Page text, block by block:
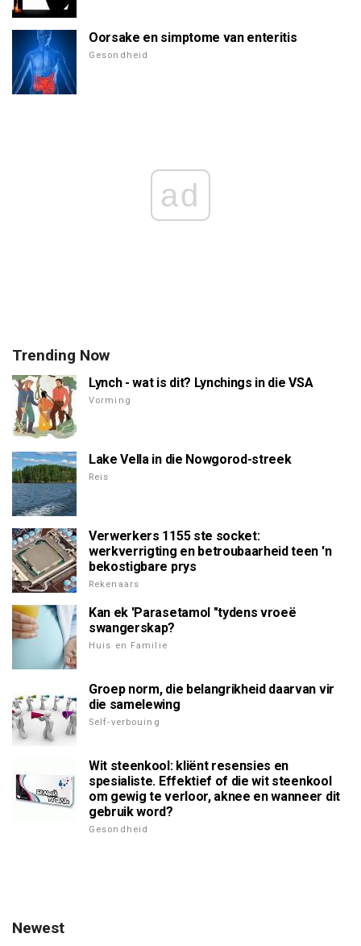
Oorsake en simptome van enteritis
Gesondheid
ad
Trending Now
Lynch - wat is dit? Lynchings in die VSA
Vorming
Lake Vella in die Nowgorod-streek
Reis
Verwerkers 1155 ste socket:
werkverrigting en betroubaarheid teen 'n
bekostigbare prys
Rekenaars
Kan ek 'Parasetamol "tydens vroeë
swangerskap?
Huis en Familie
Groep norm, die belangrikheid daarvan vir
die samelewing
Self-verbouing
Wit steenkool: kliënt resensies en
spesialiste. Effektief of die wit steenkool
om gewig te verloor, aknee en wanneer dit
gebruik word?
Gesondheid
Newest